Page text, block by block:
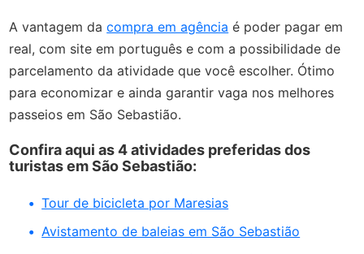
A vantagem dacompra em agência é poder pagar em
real, com site em português e com a possibilidade de
parcelamento da atividade que você escolher. Ótimo
para economizar e ainda garantir vaga nos melhores
passeios em São Sebastião.
Confira aqui as 4 atividades preferidas dos
turistas em São Sebastião:
Tour de bicicleta por Maresias
Avistamento de baleias em São Sebastião